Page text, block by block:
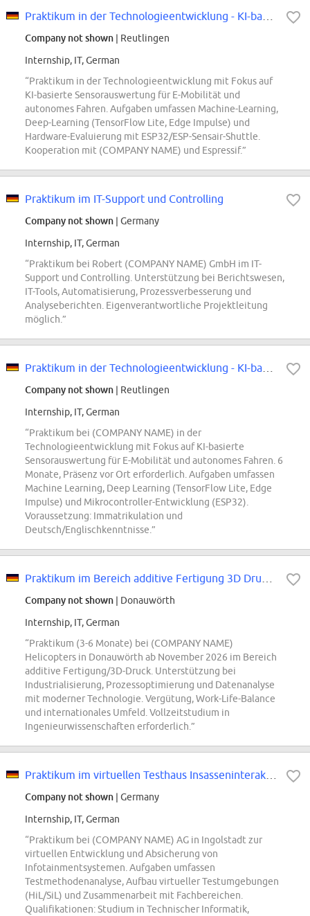
Company not shown | Reutlingen
Internship, IT, German
“Praktikum in der Technologieentwicklung mit Fokus auf
KI-basierte Sensorauswertung für E-Mobilität und
autonomes Fahren. Aufgaben umfassen Machine-Learning,
Deep-Learning (TensorFlow Lite, Edge Impulse) und
Hardware-Evaluierung mit ESP32/ESP-Sensair-Shuttle.
Kooperation mit (COMPANY NAME) und Espressif.”
Praktikum im IT-Support und Controlling
Company not shown | Germany
Internship, IT, German
“Praktikum bei Robert (COMPANY NAME) GmbH im IT-
Support und Controlling. Unterstützung bei Berichtswesen,
IT-Tools, Automatisierung, Prozessverbesserung und
Analyseberichten. Eigenverantwortliche Projektleitung
möglich.”
Company not shown | Reutlingen
Internship, IT, German
“Praktikum bei (COMPANY NAME) in der
Technologieentwicklung mit Fokus auf KI-basierte
Sensorauswertung für E-Mobilität und autonomes Fahren. 6
Monate, Präsenz vor Ort erforderlich. Aufgaben umfassen
Machine Learning, Deep Learning (TensorFlow Lite, Edge
Impulse) und Mikrocontroller-Entwicklung (ESP32).
Voraussetzung: Immatrikulation und
Deutsch/Englischkenntnisse.”
Company not shown | Donauwörth
Internship, IT, German
“Praktikum (3-6 Monate) bei (COMPANY NAME)
Helicopters in Donauwörth ab November 2026 im Bereich
additive Fertigung/3D-Druck. Unterstützung bei
Industrialisierung, Prozessoptimierung und Datenanalyse
mit moderner Technologie. Vergütung, Work-Life-Balance
und internationales Umfeld. Vollzeitstudium in
Ingenieurwissenschaften erforderlich.”
Company not shown | Germany
Internship, IT, German
“Praktikum bei (COMPANY NAME) AG in Ingolstadt zur
virtuellen Entwicklung und Absicherung von
Infotainmentsystemen. Aufgaben umfassen
Testmethodenanalyse, Aufbau virtueller Testumgebungen
(HiL/SiL) und Zusammenarbeit mit Fachbereichen.
Qualifikationen: Studium in Technischer Informatik,